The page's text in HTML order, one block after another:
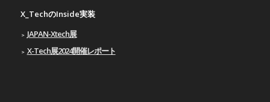
X_TechのInside実装
JAPAN-Xtech展
X-Tech展2024開催レポート